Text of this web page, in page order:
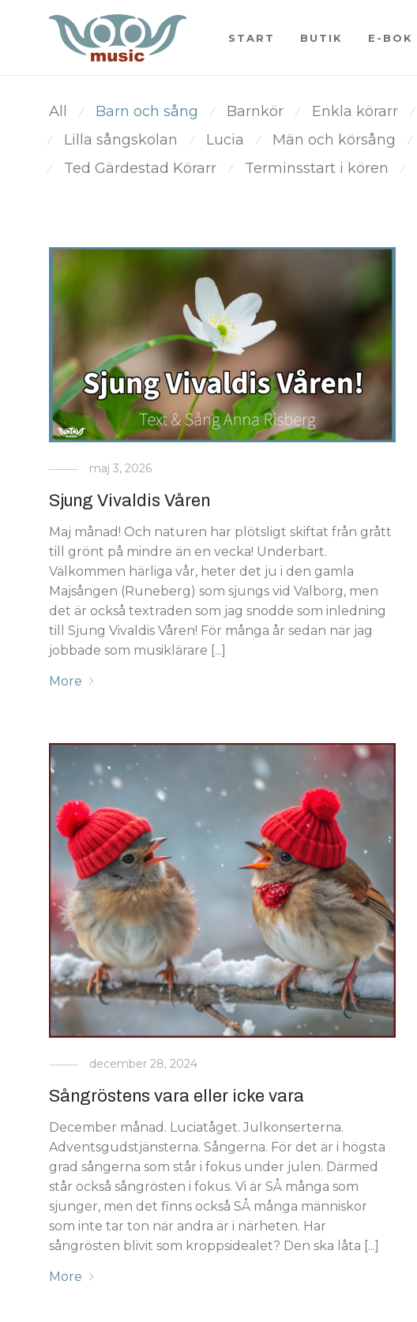
START BUTIK E-BOK
All ⁄ Barn och sång ⁄ Barnkör ⁄ Enkla körarr ⁄
⁄ Lilla sångskolan ⁄ Lucia ⁄ Män och körsång ⁄
⁄ Ted Gärdestad Körarr ⁄ Terminsstart i kören ⁄
maj 3, 2026
Sjung Vivaldis Våren
Maj månad! Och naturen har plötsligt skiftat från grått
till grönt på mindre än en vecka! Underbart.
Välkommen härliga vår, heter det ju i den gamla
Majsången (Runeberg) som sjungs vid Valborg, men
det är också textraden som jag snodde som inledning
till Sjung Vivaldis Våren! För många år sedan när jag
jobbade som musiklärare [...]
More
december 28, 2024
Sångröstens vara eller icke vara
December månad. Luciatåget. Julkonserterna.
Adventsgudstjänsterna. Sångerna. För det är i högsta
grad sångerna som står i fokus under julen. Därmed
står också sångrösten i fokus. Vi är SÅ många som
sjunger, men det finns också SÅ många människor
som inte tar ton när andra är i närheten. Har
sångrösten blivit som kroppsidealet? Den ska låta [...]
More